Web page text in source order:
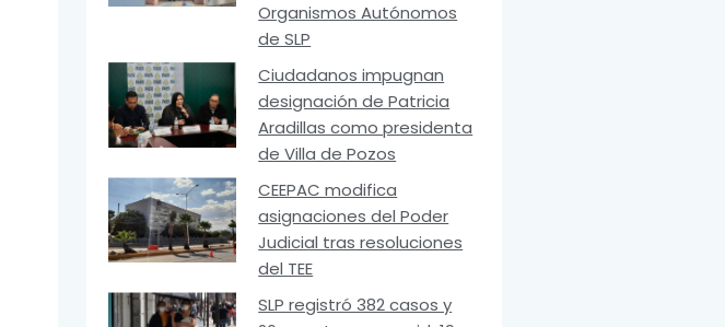
Organismos Autónomos
de SLP
Ciudadanos impugnan
designación de Patricia
Aradillas como presidenta
de Villa de Pozos
CEEPAC modifica
asignaciones del Poder
Judicial tras resoluciones
del TEE
SLP registró 382 casos y